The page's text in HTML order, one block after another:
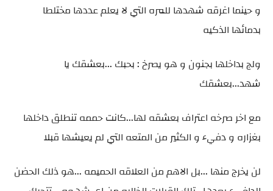
و حينما اغرقه شهدها للمره التي لا يعلم عددها مختلطا
بدمائها الذكيه
ولج بداخلها بجنون و هو يصرخ : بحبك ...بعشقك يا
شهد...بعشقك
مع اخر صرخه اعتراف بعشقه لها...كانت حممه تنطلق داخلها
بغزاره و دفيء و الكثير من المتعه التي لم يعيشها قبلا
لن يخرج منها ...بل الاهم من العلاقه الحميمه ...هو ذلك الحضن